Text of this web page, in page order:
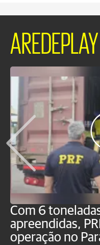
AREDEPLAY
Com 6
apreendidas,
operação no